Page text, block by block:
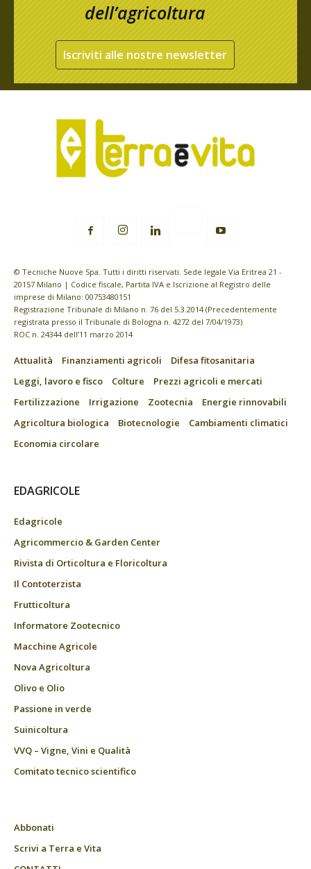
dell’agricoltura
Iscriviti alle nostre newsletter
© Tecniche Nuove Spa. Tutti i diritti riservati. Sede legale Via Eritrea 21 -
20157 Milano | Codice fiscale, Partita IVA e Iscrizione al Registro delle
imprese di Milano: 00753480151
Registrazione Tribunale di Milano n. 76 del 5.3.2014 (Precedentemente
registrata presso il Tribunale di Bologna n. 4272 del 7/04/1973)
ROC n. 24344 dell’11 marzo 2014
Attualità Finanziamenti agricoli
Difesa fitosanitaria
Leggi, lavoro e fisco
Colture
Prezzi agricoli e mercati
Fertilizzazione
Irrigazione Zootecnia
Energie rinnovabili
Agricoltura biologica
Biotecnologie
Cambiamenti climatici
Economia circolare
EDAGRICOLE
Edagricole
Agricommercio & Garden Center
Rivista di Orticoltura e Floricoltura
Il Contoterzista
Frutticoltura
Informatore Zootecnico
Macchine Agricole
Nova Agricoltura
Olivo e Olio
Passione in verde
Suinicoltura
VVQ – Vigne, Vini e Qualità
Comitato tecnico scientifico
Abbonati
Scrivi a Terra e Vita